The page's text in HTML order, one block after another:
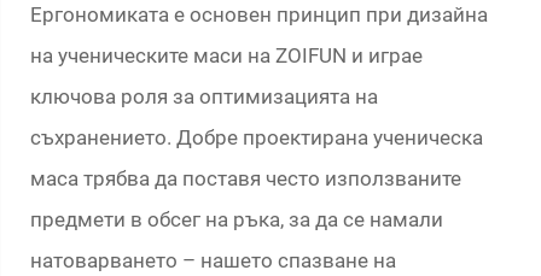
Ергономиката е основен принцип при дизайна
на ученическите маси на ZOIFUN и играе
ключова роля за оптимизацията на
съхранението. Добре проектирана ученическа
маса трябва да поставя често използваните
предмети в обсег на ръка, за да се намали
натоварването – нашето спазване на